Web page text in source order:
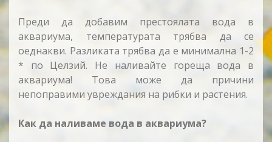
Преди да добавим престоялата вода в
аквариума, температурата трябва да се
оеднакви. Разликата трябва да е минимална 1-2
* по Целзий. Не наливайте гореща вода в
аквариума! Това може да причини
непоправими увреждания на рибки и растения.
Как да наливаме вода в аквариума?